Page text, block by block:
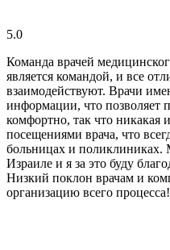
5.0
Команда врачей
является командой, и все
взаимодействуют. Врачи
информации, что позволяет
комфортно, так что никакая
посещениями врача, что
больницах и
Израиле и я за это буду
Низкий поклон врачам и
организацию всего процесса!